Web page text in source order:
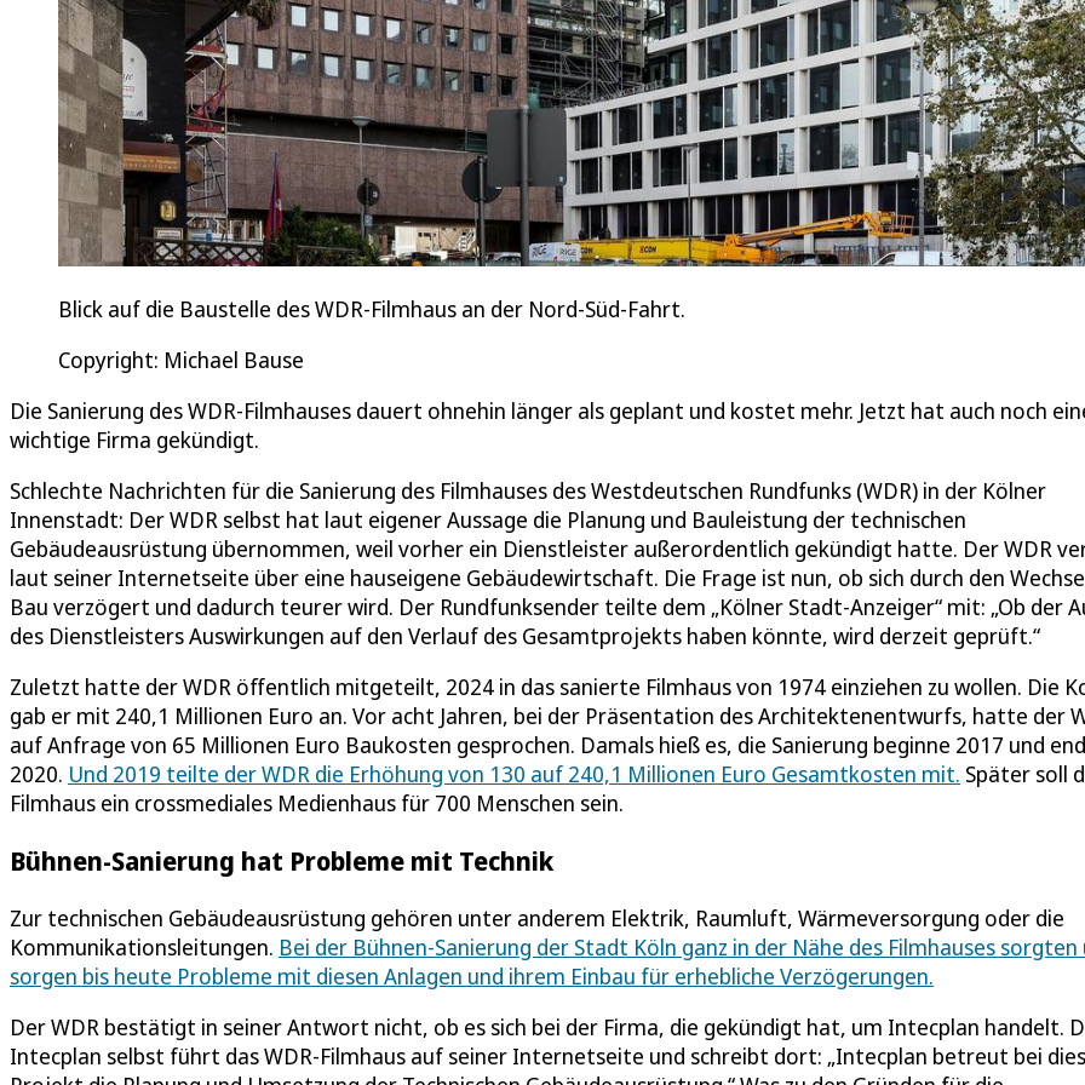
Blick auf die Baustelle des WDR-Filmhaus an der Nord-Süd-Fahrt.
Copyright: Michael Bause
Die Sanierung des WDR-Filmhauses dauert ohnehin länger als geplant und kostet mehr. Jetzt hat auch noch
wichtige Firma gekündigt.
Schlechte Nachrichten für die Sanierung des Filmhauses des Westdeutschen Rundfunks (WDR) in der Kölner
Innenstadt: Der WDR selbst hat laut eigener Aussage die Planung und Bauleistung der technischen
Gebäudeausrüstung übernommen, weil vorher ein Dienstleister außerordentlich gekündigt hatte. Der WDR
laut seiner Internetseite über eine hauseigene Gebäudewirtschaft. Die Frage ist nun, ob sich durch den
Bau verzögert und dadurch teurer wird. Der Rundfunksender teilte dem „Kölner Stadt-Anzeiger“ mit: „Ob der
des Dienstleisters Auswirkungen auf den Verlauf des Gesamtprojekts haben könnte, wird derzeit geprüft.“
Zuletzt hatte der WDR öffentlich mitgeteilt, 2024 in das sanierte Filmhaus von 1974 einziehen zu wollen. Die
gab er mit 240,1 Millionen Euro an. Vor acht Jahren, bei der Präsentation des Architektenentwurfs, hatte der
auf Anfrage von 65 Millionen Euro Baukosten gesprochen. Damals hieß es, die Sanierung beginne 2017 und
2020. Und 2019 teilte der WDR die Erhöhung von 130 auf 240,1 Millionen Euro Gesamtkosten mit. Später soll
Filmhaus ein crossmediales Medienhaus für 700 Menschen sein.
Bühnen-Sanierung hat Probleme mit Technik
Zur technischen Gebäudeausrüstung gehören unter anderem Elektrik, Raumluft, Wärmeversorgung oder die
Kommunikationsleitungen. Bei der Bühnen-Sanierung der Stadt Köln ganz in der Nähe des Filmhauses sorgten
sorgen bis heute Probleme mit diesen Anlagen und ihrem Einbau für erhebliche Verzögerungen.
Der WDR bestätigt in seiner Antwort nicht, ob es sich bei der Firma, die gekündigt hat, um Intecplan handelt.
Intecplan selbst führt das WDR-Filmhaus auf seiner Internetseite und schreibt dort: „Intecplan betreut bei